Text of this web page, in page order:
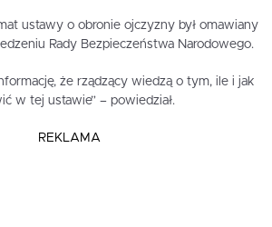
ustawy o obronie ojczyzny był omawiany
Rady Bezpieczeństwa Narodowego.
że rządzący wiedzą o tym, ile i jak
w tej ustawie” – powiedział.
REKLAMA